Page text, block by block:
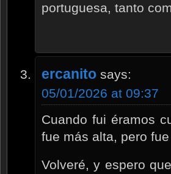
portuguesa, tanto
ercanito says:
05/01/2026 at 09:37
Cuando fui éramos
fue más alta, pero
Volveré, y espero